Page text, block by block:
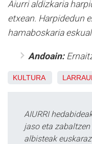
Aiurri aldizkaria
etxean. Harpidedun
hamaboskaria
Andoain:
KULTURA LARRAUL
AIURRI
jaso eta
albisteak